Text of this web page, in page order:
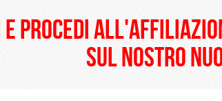
e procedi
sul nostro